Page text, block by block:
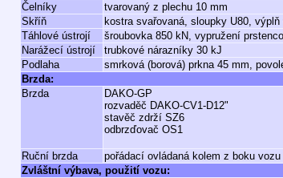
Čelníky
tvarovaný z plechu 10 mm
Skříň
kostra svařovaná, sloupky U80,
Táhlové ústrojí
šroubovka 850 kN, vypružení
Narážecí ústrojí
trubkové nárazníky 30 kJ
Podlaha
smrková (borová) prkna 45 mm,
Brzda:
Brzda
DAKO-GP
rozvaděč DAKO-CV1-D12"
stavěč zdrží SZ6
odbrzďovač OS1
Ruční brzda
pořádací ovládaná kolem z boku vozu
Zvláštní výbava, použití vozu: